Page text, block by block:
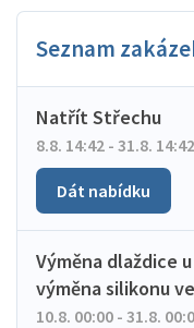
Seznam
Natřít Střechu
8.8. 14:42 - 31.8. 14:42
Dát nabídku
Výměna dlaždice
výměna silikonu
10.8. 00:00 - 31.8.